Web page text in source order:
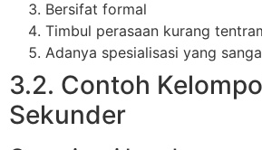
Bersifat formal
Timbul perasaan kurang
Adanya spesialisasi yang
3.2. Contoh
Sekunder